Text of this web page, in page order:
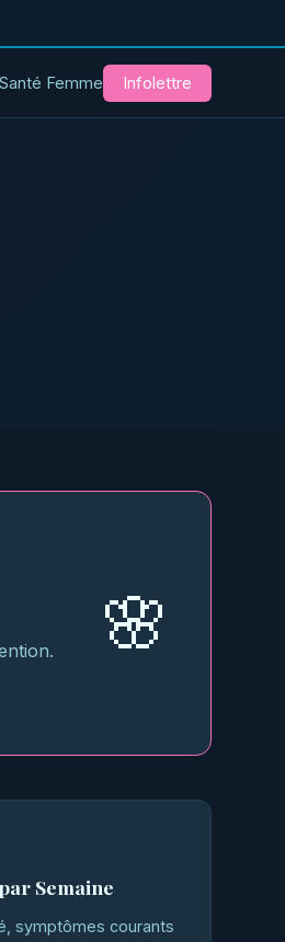
Santé Femme Infolettre
🌸
Semaine
symptômes courants